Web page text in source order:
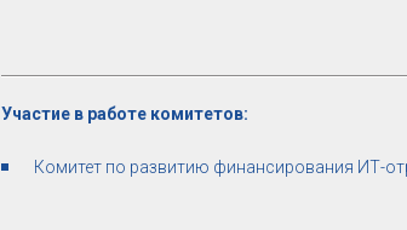
Участие в работе комитетов:
Комитет по развитию финансирования ИТ-